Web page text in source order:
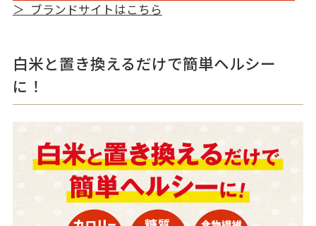
＞ ブランドサイトはこちら
白米と置き換えるだけで簡単ヘルシー
に！